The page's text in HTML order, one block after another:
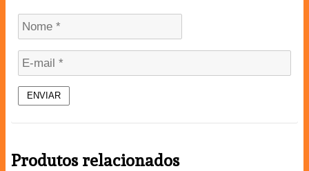
Produtos relacionados